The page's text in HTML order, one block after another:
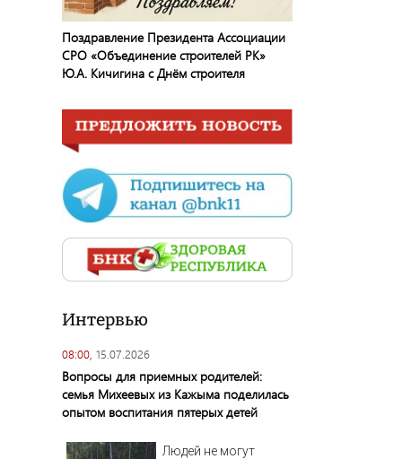
Поздравление Президента Ассоциации
СРО «Объединение строителей РК»
Ю.А. Кичигина с Днём строителя
Интервью
08:00, 15.07.2026
Вопросы для приемных родителей:
семья Михеевых из Кажыма поделилась
опытом воспитания пятерых детей
Людей не могут